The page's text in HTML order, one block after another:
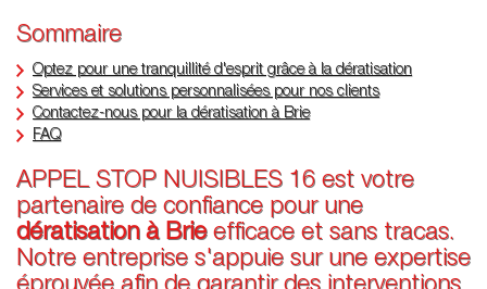
Sommaire
Optez pour une tranquillité d'esprit grâce à la dératisation
Services et solutions personnalisées pour nos clients
Contactez-nous pour la dératisation à Brie
FAQ
APPEL STOP NUISIBLES 16 est votre
partenaire de confiance pour une
dératisation à Brieefficace et sans tracas.
Notre entreprise s'appuie sur une expertise